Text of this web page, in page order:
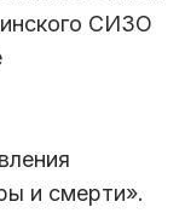
СИЗО
и смерти».